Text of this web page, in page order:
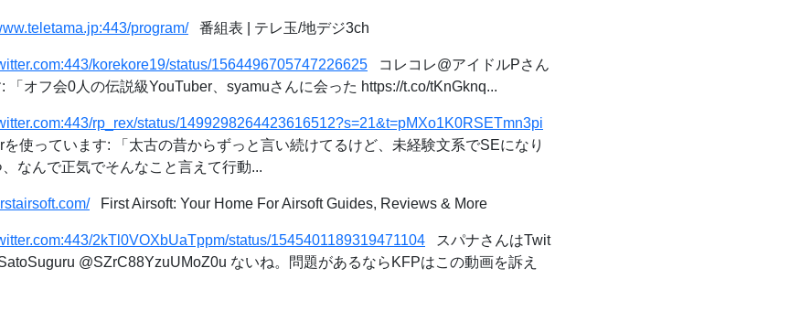
program/番組表 | テレ玉/地デジ3ch
korekore19/status/1564496705747226625 コレコレ@アイドルPさん
「オフ会0人の伝説級YouTuber、syamuさんに会った https://t.co/tKnGknq...
rp_rex/status/1499298264423616512?s=21&t=pMXo1K0RSETmn3pi
使っています: 「太古の昔からずっと言い続けてるけど、未経験文系でSEになり
なんで正気でそんなこと言えて行動...
First Airsoft: Your Home For Airsoft Guides, Reviews & More
2kTl0VOXbUaTppm/status/1545401189319471104 スパナさんはTwit
@SZrC88YzuUMoZ0u ないね。問題があるならKFPはこの動画を訴え